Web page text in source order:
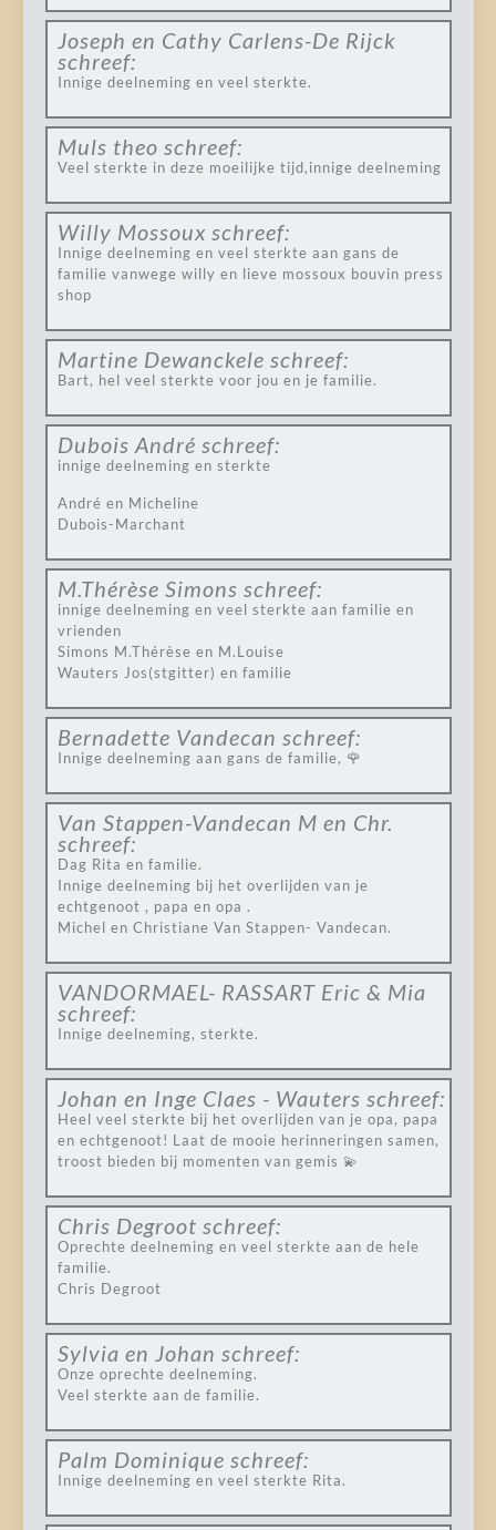
Joseph en Cathy Carlens-De Rijck
schreef:
Innige deelneming en veel sterkte.
Muls theo schreef:
Veel sterkte in deze moeilijke tijd,innige deelneming
Willy Mossoux schreef:
Innige deelneming en veel sterkte aan gans de
familie vanwege willy en lieve mossoux bouvin press
shop
Martine Dewanckele schreef:
Bart, hel veel sterkte voor jou en je familie.
Dubois André schreef:
innige deelneming en sterkte
André en Micheline
Dubois-Marchant
M.Thérèse Simons schreef:
innige deelneming en veel sterkte aan familie en
vrienden
Simons M.Thérèse en M.Louise
Wauters Jos(stgitter) en familie
Bernadette Vandecan schreef:
Innige deelneming aan gans de familie, 🌹
Van Stappen-Vandecan M en Chr.
schreef:
Dag Rita en familie.
Innige deelneming bij het overlijden van je
echtgenoot , papa en opa .
Michel en Christiane Van Stappen- Vandecan.
VANDORMAEL- RASSART Eric & Mia
schreef:
Innige deelneming, sterkte.
Johan en Inge Claes - Wauters schreef:
Heel veel sterkte bij het overlijden van je opa, papa
en echtgenoot! Laat de mooie herinneringen samen,
troost bieden bij momenten van gemis 💫
Chris Degroot schreef:
Oprechte deelneming en veel sterkte aan de hele
familie.
Chris Degroot
Sylvia en Johan schreef:
Onze oprechte deelneming.
Veel sterkte aan de familie.
Palm Dominique schreef:
Innige deelneming en veel sterkte Rita.